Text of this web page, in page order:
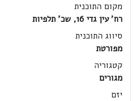
מקום התוכנית
רח' עין גדי 16, שכ' תלפיות
סיווג התוכנית
מפורטת
קטגוריה
מגורים
יזם